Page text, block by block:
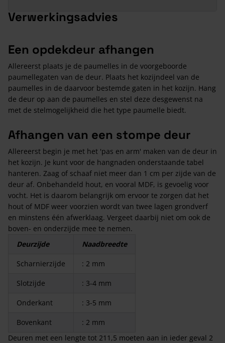
Verwerkingsadvies
Een opdekdeur afhangen
Allereerst plaats je de paumelles in de voorgeboorde
paumellegaten van de deur. Plaats het kozijndeel van de
paumelles in de daarvoor bestemde gaten in het kozijn. Hang
de deur op aan de paumelles en stel deze desgewenst na
met de stelmogelijkheid die het type paumelle biedt.
Afhangen van een stompe deur
Allereerst begin je met het 'pas en arm' maken van de deur in
het kozijn. Je kunt voor de hangnaden onderstaande tabel
hanteren. Zaag of schaaf niet meer dan 1 cm per zijde van de
deur af. Onbehandeld hout, en vooral MDF, is gevoelig voor
vocht. Het is daarom belangrijk om ervoor te zorgen dat het
hout of MDF weer voorzien wordt van twee lagen grondverf
en minstens één afwerklaag. Vergeet daarbij niet om ook de
boven- en onderzijde mee te nemen.
Deurzijde
Naadbreedte
Scharnierzijde : 2 mm
Slotzijde : 3-4 mm
Onderkant : 3-5 mm
Bovenkant
: 2 mm
Deuren met een lengte tot 211,5 moeten aan in ieder geval 2